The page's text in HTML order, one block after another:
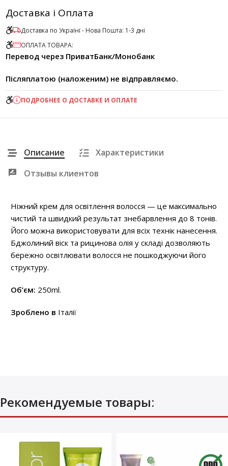
Доставка і Оплата
Доставка по Українї - Нова Пошта: 1-3 дні
ОПЛАТА ТОВАРА:
Перевод через ПриватБанк/Монобанк
Післяплатою (наложеним) не відправляємо.
ПОДРОБНЕЕ О ДОСТАВКЕ И ОПЛАТЕ
Описание
Характеристики
Отзывы клиентов
Ніжний крем для освітлення волосся — це максимально
чистий та швидкий результат знебарвлення до 8 тонів.
Його можна використовувати для всіх технік нанесення.
Бджолиний віск та рицинова олія у складі дозволяють
бережно освітлювати волосся не пошкоджуючи його
структуру.
Об’єм: 250ml.
Зроблено в Італії
Рекомендуемые товары: